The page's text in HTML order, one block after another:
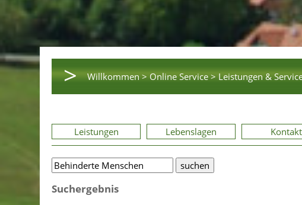
> Willkommen > Online Service > Leistungen &
Leistungen Lebenslagen Kontakt
Suchergebnis